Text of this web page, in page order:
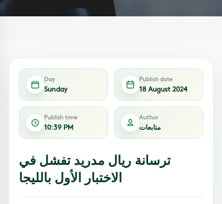
Day
Sunday
Publish date
18 August 2024
Publish time
10:39 PM
Author
متابعات
ترسانة ريال مدريد تفشل في
الاختبار الأول بالليجا